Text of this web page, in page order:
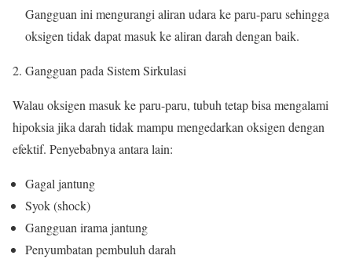
Gangguan ini mengurangi aliran udara ke paru-paru sehingga
oksigen tidak dapat masuk ke aliran darah dengan baik.
Gangguan pada Sistem Sirkulasi
Walau oksigen masuk ke paru-paru, tubuh tetap bisa mengalami
hipoksia jika darah tidak mampu mengedarkan oksigen dengan
efektif. Penyebabnya antara lain:
Gagal jantung
Syok (shock)
Gangguan irama jantung
Penyumbatan pembuluh darah